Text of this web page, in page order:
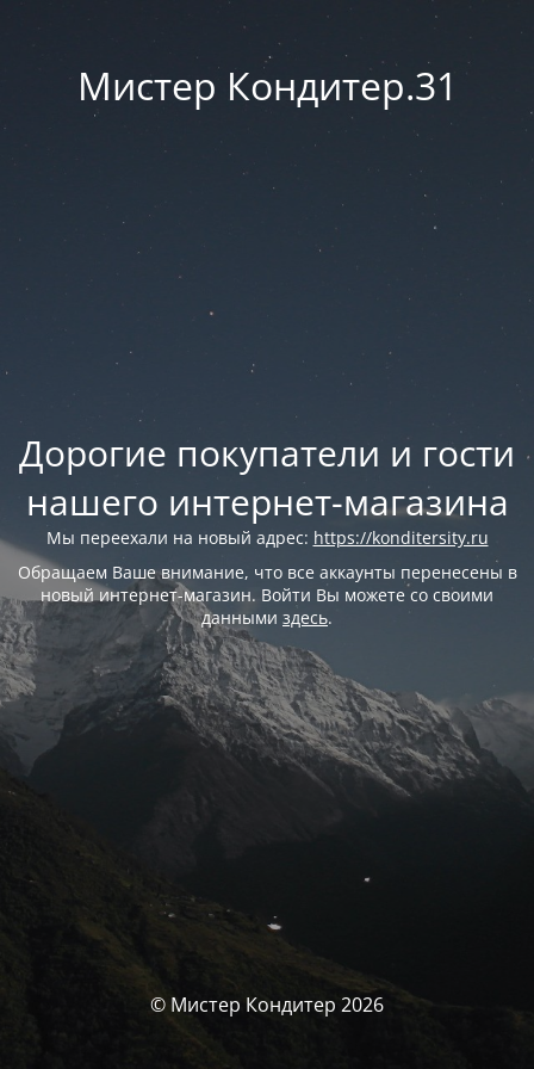
Мистер Кондитер.31
Дорогие покупатели и гости
нашего интернет-магазина
Мы переехали на новый адрес: https://konditersity.ru
Обращаем Ваше внимание, что все аккаунты перенесены в
новый интернет-магазин. Войти Вы можете со своими
данными здесь.
© Мистер Кондитер 2026